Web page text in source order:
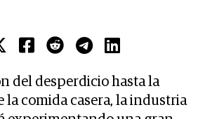
del desperdicio hasta la
la comida casera, la industria